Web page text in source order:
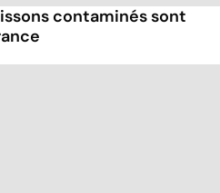
contaminés sont